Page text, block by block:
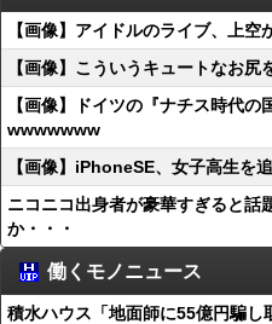
【画像】アイドルのライブ、上
【画像】こういうキュートなお
【画像】ドイツの『ナチス時代
wwwwwww
【画像】iPhoneSE、女子高生を
ニコニコ出身者が豪華すぎると
か・・・
働くモノニュース
積水ハウス「地面師に55億円騙